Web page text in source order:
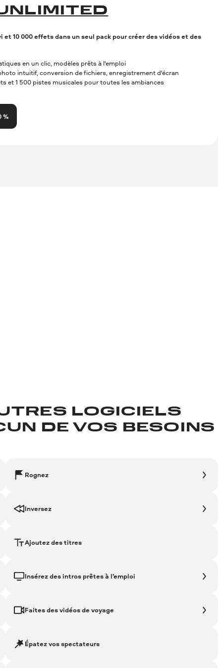
et 10 000 effets dans un seul pack pour créer des vidéos et des
en un clic, modèles prêts à l'emploi
intuitif, conversion de fichiers, enregistrement d'écran
et 1 500 pistes musicales pour toutes les ambiances
%
LOGICIELS
DE VOS BESOINS
Rognez
Inversez
Ajoutez des titres
Insérez des intros prêtes à l’emploi
Faites des vidéos de voyage
Épatez vos spectateurs